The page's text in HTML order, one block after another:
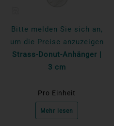
Bitte melden Sie sich an,
um die Preise anzuzeigen
Strass-Donut-Anhänger |
3 cm
Pro Einheit
Mehr lesen